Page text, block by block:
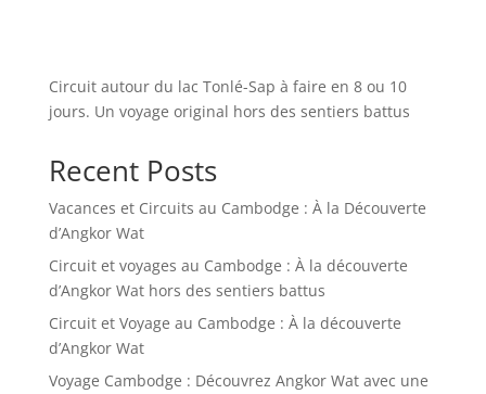
Circuit autour du lac Tonlé-Sap à faire en 8 ou 10
jours. Un voyage original hors des sentiers battus
Recent Posts
Vacances et Circuits au Cambodge : À la Découverte
d’Angkor Wat
Circuit et voyages au Cambodge : À la découverte
d’Angkor Wat hors des sentiers battus
Circuit et Voyage au Cambodge : À la découverte
d’Angkor Wat
Voyage Cambodge : Découvrez Angkor Wat avec une